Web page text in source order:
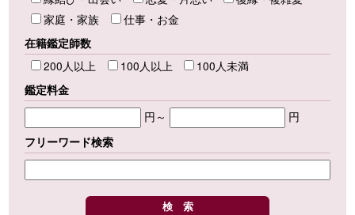
家庭・家族
仕事・お金
在籍鑑定師数
200人以上
100人以上
100人未満
鑑定料金
円～
円
フリーワード検索